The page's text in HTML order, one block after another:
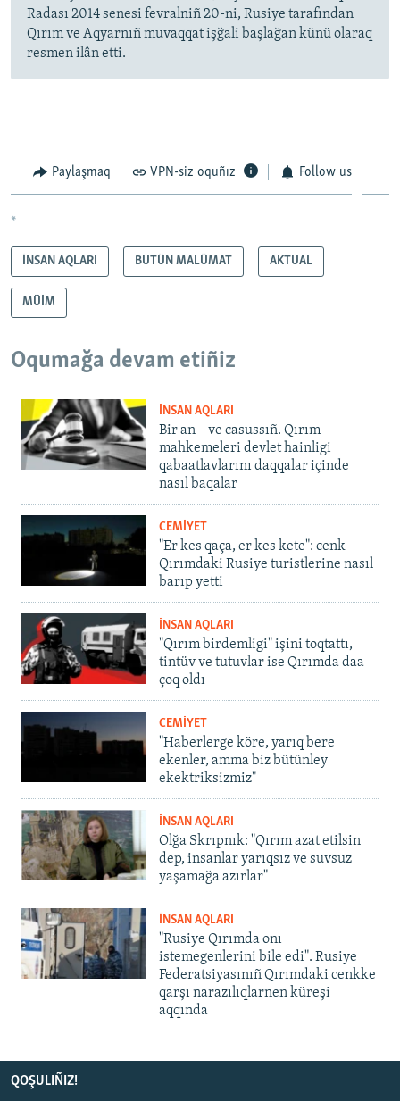
Radası 2014 senesi fevralniñ 20-ni, Rusiye tarafından
Qırım ve Aqyarnıñ muvaqqat işğali başlağan künü olaraq
resmen ilân etti.
Paylaşmaq VPN-siz oquñız Follow us
*
İNSAN AQLARI BUTÜN MALÜMAT AKTUAL
MÜİM
Oqumağa devam etiñiz
İNSAN AQLARI
Bir an – ve casussıñ. Qırım
mahkemeleri devlet hainligi
qabaatlavlarını daqqalar içinde
nasıl baqalar
CEMİYET
"Er kes qaça, er kes kete": cenk
Qırımdaki Rusiye turistlerine nasıl
barıp yetti
İNSAN AQLARI
"Qırım birdemligi" işini toqtattı,
tintüv ve tutuvlar ise Qırımda daa
çoq oldı
CEMİYET
"Haberlerge köre, yarıq bere
ekenler, amma biz bütünley
ekektriksizmiz"
İNSAN AQLARI
Olğa Skrıpnık: "Qırım azat etilsin
dep, insanlar yarıqsız ve suvsuz
yaşamağa azırlar"
İNSAN AQLARI
"Rusiye Qırımda onı
istemegenlerini bile edi". Rusiye
Federatsiyasınıñ Qırımdaki cenkke
qarşı narazılıqlarnen küreşi
aqqında
QOŞULIÑIZ!